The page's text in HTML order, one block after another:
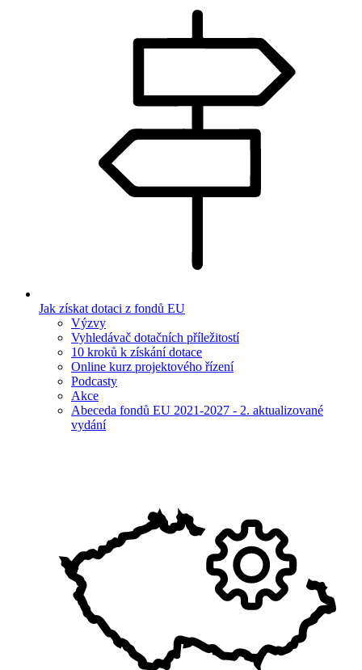
Jak získat dotaci z fondů EU
Výzvy
Vyhledávač dotačních příležitostí
10 kroků k získání dotace
Online kurz projektového řízení
Podcasty
Akce
Abeceda fondů EU 2021-2027 - 2. aktualizované
vydání